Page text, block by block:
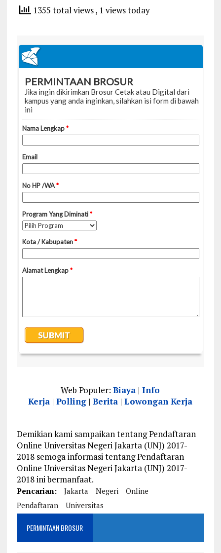
1355 total views, 1 views today
Web Populer:Biaya |Info
Kerja |Polling |Berita |Lowongan Kerja
Demikian kami sampaikan tentang Pendaftaran
Online Universitas Negeri Jakarta (UNJ) 2017-
2018 semoga informasi tentang Pendaftaran
Online Universitas Negeri Jakarta (UNJ) 2017-
2018 ini bermanfaat.
Pencarian: Jakarta Negeri
Online
Pendaftaran
Universitas
PERMINTAAN BROSUR